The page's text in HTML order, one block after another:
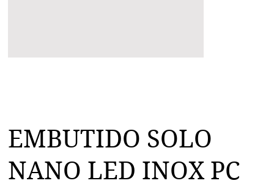
EMBUTIDO SOLO
NANO LED INOX PC